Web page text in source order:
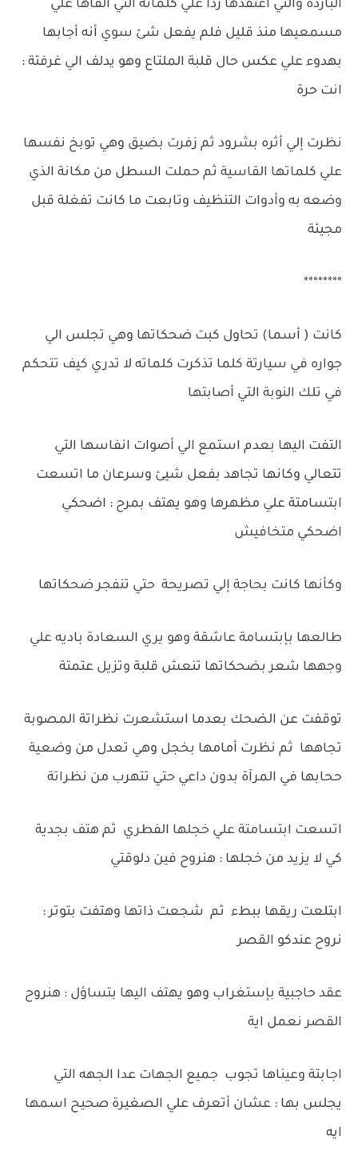
الباردة والتي اعتقدها ردا علي كلماته التي ألقاها علي
مسمعيها منذ قليل فلم يفعل شئ سوي أنه أجابها
بهدوء علي عكس حال قلبة الملتاع وهو يدلف الي غرفتة :
انت حرة
نظرت إلي أثره بشرود ثم زفرت بضيق وهي توبخ نفسها
علي كلماتها القاسية ثم حملت السطل من مكانة الذي
وضعه به وأدوات التنظيف وتابعت ما كانت تفغلة قبل
مجيئة
********
كانت ( أسما) تحاول كبت ضحكاتها وهي تجلس الي
جواره في سيارتة كلما تذكرت كلماته لا تدري كيف تتحكم
في تلك النوبة التي أصابتها
التفت اليها بعدم استمع الي أصوات انفاسها التي
تتعالي وكانها تجاهد بفعل شيئ وسرعان ما اتسعت
ابتسامتة علي مظهرها وهو يهتف بمرح : اضحكي
اضحكي متخافيش
وكأنها كانت بحاجة إلي تصريحة حتي تنفجر ضحكاتها
طالعها بإبتسامة عاشقة وهو يري السعادة باديه علي
وجهها شعر بضحكاتها تنعش قلبة وتزيل عتمتة
توقفت عن الضحك بعدما استشعرت نظراتة المصوبة
تجاهها ثم نظرت أمامها بخجل وهي تعدل من وضعية
ححابها في المرآة بدون داعي حتي تتهرب من نظراتة
اتسعت ابتسامتة علي خجلها الفطري ثم هتف بجدية
كي لا يزيد من خجلها : هنروح فين دلوقتي
ابتلعت ريقها ببطء ثم شجعت ذاتها وهتفت بتوتر :
نروح عندكو القصر
عقد حاجبية بإستغراب وهو يهتف اليها بتساؤل : هنروح
القصر نعمل اية
اجابتة وعيناها تجوب جميع الجهات عدا الجهه التي
يجلس بها : عشان أتعرف علي الصغيرة صحيح اسمها
ايه